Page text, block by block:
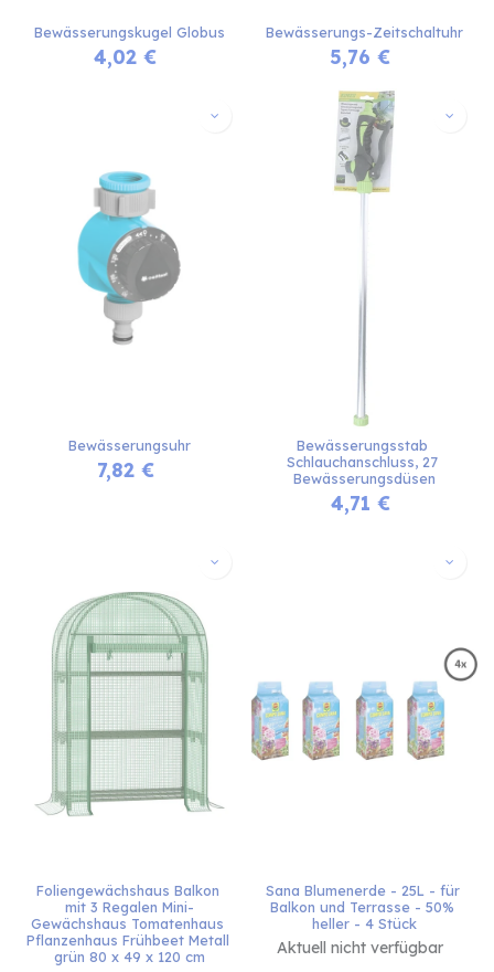
Bewässerungskugel Globus
4,02 €
Bewässerungs-Zeitschaltuhr
5,76 €
Bewässerungsuhr
7,82€
Bewässerungsstab
Schlauchanschluss, 27
Bewässerungsdüsen
4,71 €
Foliengewächshaus Balkon
mit 3 Regalen Mini-
Gewächshaus Tomatenhaus
Pflanzenhaus Frühbeet Metall
grün 80 x 49 x 120 cm
Sana Blumenerde - 25L - für
Balkon und Terrasse - 50%
heller - 4 Stück
Aktuell nicht verfügbar